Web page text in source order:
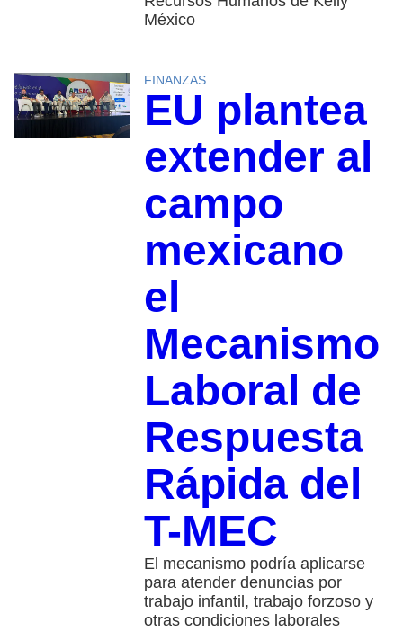
México
FINANZAS
EU plantea
extender al
campo
mexicano
el
Mecanismo
Laboral de
Respuesta
Rápida del
T-MEC
El mecanismo podría aplicarse
para atender denuncias por
trabajo infantil, trabajo forzoso y
otras condiciones laborales